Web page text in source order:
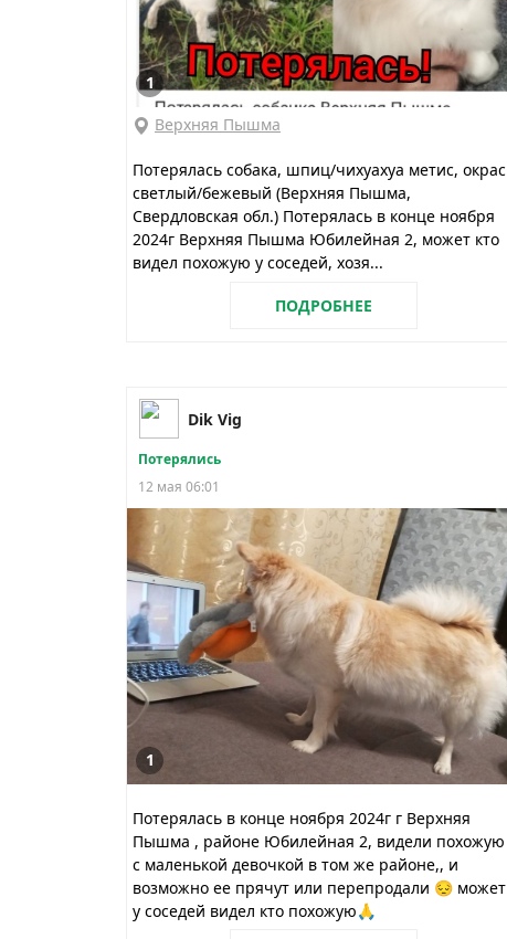
1
Верхняя Пышма
Потерялась собака, шпиц/чихуахуа метис, окрас
светлый/бежевый (Верхняя Пышма,
Свердловская обл.) Потерялась в конце ноября
2024г Верхняя Пышма Юбилейная 2, может кто
видел похожую у соседей, хозя...
ПОДРОБНЕЕ
Dik Vig
Потерялись
12 мая 06:01
1
Потерялась в конце ноября 2024г г Верхняя
Пышма , районе Юбилейная 2, видели похожую
с маленькой девочкой в том же районе,, и
возможно ее прячут или перепродали 😔 может
у соседей видел кто похожую🙏